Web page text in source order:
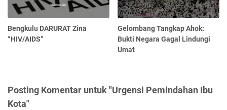
Bengkulu DARURAT Zina
“HIV/AIDS”
Gelombang Tangkap Ahok:
Bukti Negara Gagal Lindungi
Umat
Posting Komentar untuk "Urgensi Pemindahan Ibu
Kota"